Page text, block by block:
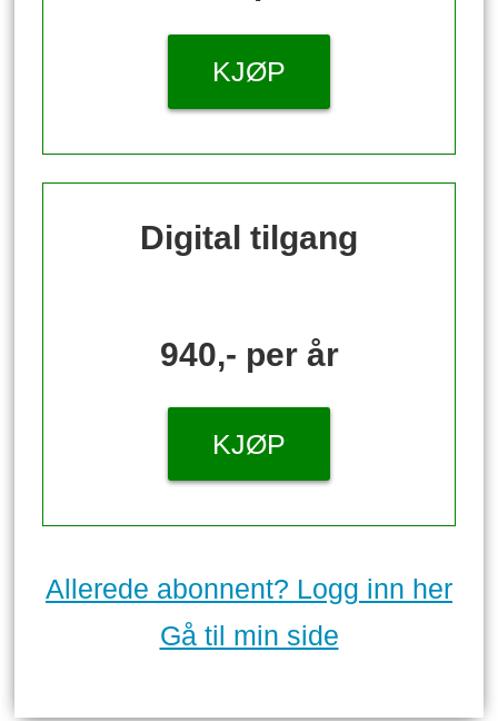
KJØP
Digital tilgang
940,- per år
KJØP
Allerede abonnent? Logg inn her
Gå til min side